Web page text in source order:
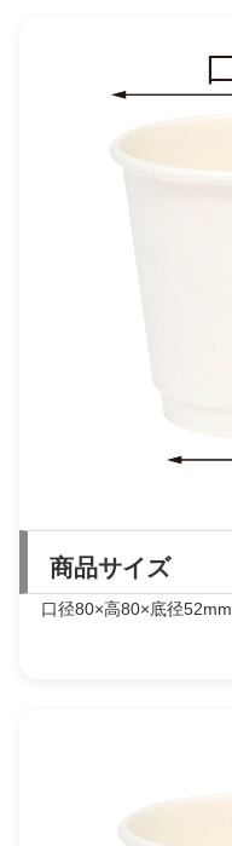
商品サイズ
口径80×高80×底径52mm